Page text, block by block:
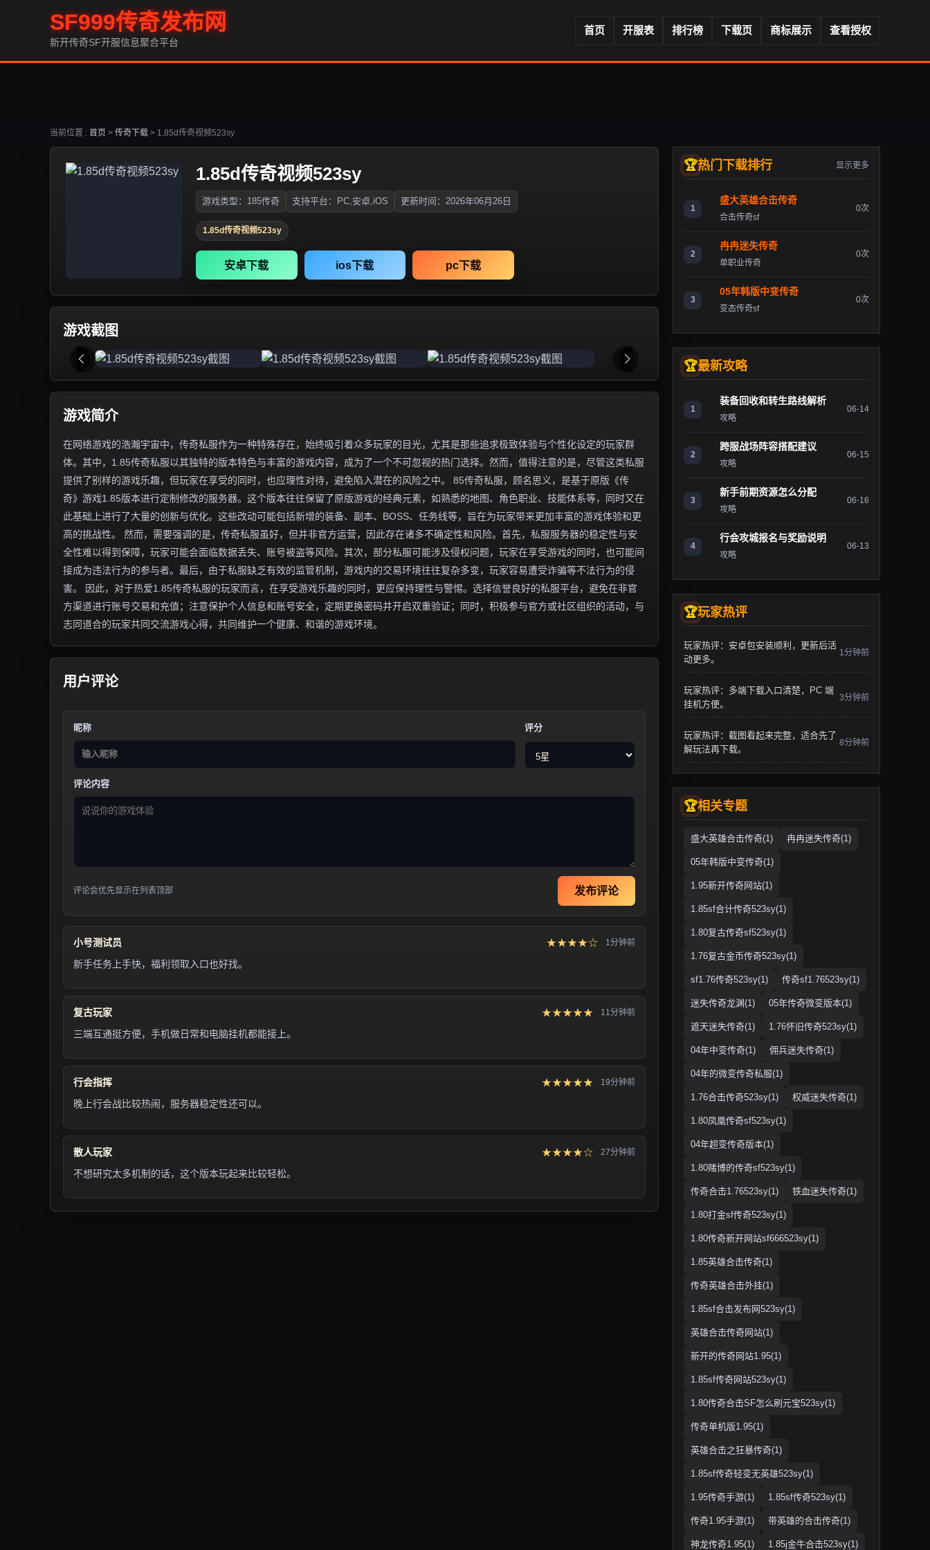
SF999传奇发布网
新开传奇SF开服信息聚合平台
首页 开服表 排行榜 下载页 商标展示 查看授权
当前位置 : 首页 > 传奇下载 > 1.85d传奇视频523sy
1.85d传奇视频523sy
游戏类型：185传奇 支持平台：PC,安卓,iOS 更新时间：2026年06月26日
1.85d传奇视频523sy
安卓下载 ios下载 pc下载
游戏截图
游戏简介
在网络游戏的浩瀚宇宙中，传奇私服作为一种特殊存在，始终吸引着众多玩家的目光，尤其是那些追求极致体验与个性化设定的玩家群
体。其中，1.85传奇私服以其独特的版本特色与丰富的游戏内容，成为了一个不可忽视的热门选择。然而，值得注意的是，尽管这类私服
提供了别样的游戏乐趣，但玩家在享受的同时，也应理性对待，避免陷入潜在的风险之中。 85传奇私服，顾名思义，是基于原版《传
奇》游戏1.85版本进行定制修改的服务器。这个版本往往保留了原版游戏的经典元素，如熟悉的地图、角色职业、技能体系等，同时又在
此基础上进行了大量的创新与优化。这些改动可能包括新增的装备、副本、BOSS、任务线等，旨在为玩家带来更加丰富的游戏体验和更
高的挑战性。 然而，需要强调的是，传奇私服虽好，但并非官方运营，因此存在诸多不确定性和风险。首先，私服服务器的稳定性与安
全性难以得到保障，玩家可能会面临数据丢失、账号被盗等风险。其次，部分私服可能涉及侵权问题，玩家在享受游戏的同时，也可能间
接成为违法行为的参与者。最后，由于私服缺乏有效的监管机制，游戏内的交易环境往往复杂多变，玩家容易遭受诈骗等不法行为的侵
害。 因此，对于热爱1.85传奇私服的玩家而言，在享受游戏乐趣的同时，更应保持理性与警惕。选择信誉良好的私服平台，避免在非官
方渠道进行账号交易和充值；注意保护个人信息和账号安全，定期更换密码并开启双重验证；同时，积极参与官方或社区组织的活动，与
志同道合的玩家共同交流游戏心得，共同维护一个健康、和谐的游戏环境。
用户评论
昵称 评分
评论内容
评论会优先显示在列表顶部 发布评论
小号测试员 ★★★★☆ 1分钟前
新手任务上手快，福利领取入口也好找。
复古玩家 ★★★★★ 11分钟前
三端互通挺方便，手机做日常和电脑挂机都能接上。
行会指挥 ★★★★★ 19分钟前
晚上行会战比较热闹，服务器稳定性还可以。
散人玩家 ★★★★☆ 27分钟前
不想研究太多机制的话，这个版本玩起来比较轻松。
热门下载排行 显示更多
1
盛大英雄合击传奇
合击传奇sf
0次
2
冉冉迷失传奇
单职业传奇
0次
3
05年韩版中变传奇
变态传奇sf
0次
最新攻略
1
装备回收和转生路线解析
攻略
06-14
2
跨服战场阵容搭配建议
攻略
06-15
3
新手前期资源怎么分配
攻略
06-16
4
行会攻城报名与奖励说明
攻略
06-13
玩家热评
玩家热评：安卓包安装顺利，更新后活
动更多。
1分钟前
玩家热评：多端下载入口清楚，PC 端
挂机方便。
3分钟前
玩家热评：截图看起来完整，适合先了
解玩法再下载。
8分钟前
相关专题
盛大英雄合击传奇(1) 冉冉迷失传奇(1)
05年韩版中变传奇(1)
1.95新开传奇网站(1)
1.85sf合计传奇523sy(1)
1.80复古传奇sf523sy(1)
1.76复古金币传奇523sy(1)
sf1.76传奇523sy(1) 传奇sf1.76523sy(1)
迷失传奇龙渊(1) 05年传奇微变版本(1)
遮天迷失传奇(1) 1.76怀旧传奇523sy(1)
04年中变传奇(1) 佣兵迷失传奇(1)
04年的微变传奇私服(1)
1.76合击传奇523sy(1) 权威迷失传奇(1)
1.80凤凰传奇sf523sy(1)
04年超变传奇版本(1)
1.80赌博的传奇sf523sy(1)
传奇合击1.76523sy(1) 铁血迷失传奇(1)
1.80打金sf传奇523sy(1)
1.80传奇新开网站sf666523sy(1)
1.85英雄合击传奇(1)
传奇英雄合击外挂(1)
1.85sf合击发布网523sy(1)
英雄合击传奇网站(1)
新开的传奇网站1.95(1)
1.85sf传奇网站523sy(1)
1.80传奇合击SF怎么刷元宝523sy(1)
传奇单机版1.95(1)
英雄合击之狂暴传奇(1)
1.85sf传奇轻变无英雄523sy(1)
1.95传奇手游(1) 1.85sf传奇523sy(1)
传奇1.95手游(1) 带英雄的合击传奇(1)
神龙传奇1.95(1) 1.85j金牛合击523sy(1)